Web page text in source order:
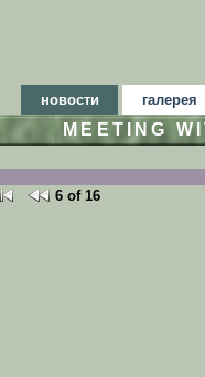
новости галерея
MEETING
6 of 16